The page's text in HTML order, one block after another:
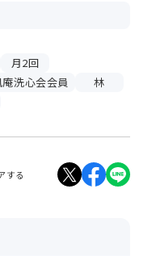
月2回
洗心会会員
林
する